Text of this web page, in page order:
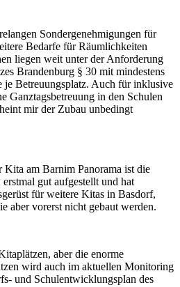
Sondergenehmigungen für
Bedarfe für Räumlichkeiten
liegen weit unter der Anforderung
Brandenburg § 30 mit mindestens
je Betreuungsplatz. Auch für inklusive
Ganztagsbetreuung in den Schulen
mir der Zubau unbedingt
Kita am Barnim Panorama ist die
gut aufgestellt und hat
für weitere Kitas in Basdorf,
aber vorerst nicht gebaut werden.
aber die enorme
wird auch im aktuellen Monitoring
und Schulentwicklungsplan des